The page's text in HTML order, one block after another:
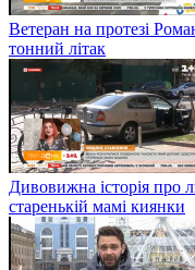
Ветеран на протезі
тонний літак
Дивовижна історія про
старенькій мамі киянки